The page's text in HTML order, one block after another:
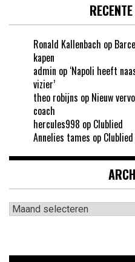
Ronald Kallenbach op
kapen
admin op ‘Napoli heeft
vizier’
theo robijns op Nieuw
coach
hercules998 op Clublied
Annelies tames op Clublied
Archieven